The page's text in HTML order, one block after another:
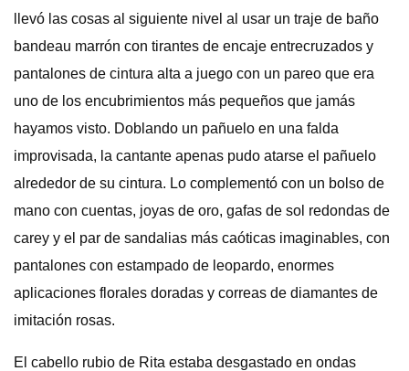
llevó las cosas al siguiente nivel al usar un traje de baño
bandeau marrón con tirantes de encaje entrecruzados y
pantalones de cintura alta a juego con un pareo que era
uno de los encubrimientos más pequeños que jamás
hayamos visto. Doblando un pañuelo en una falda
improvisada, la cantante apenas pudo atarse el pañuelo
alrededor de su cintura. Lo complementó con un bolso de
mano con cuentas, joyas de oro, gafas de sol redondas de
carey y el par de sandalias más caóticas imaginables, con
pantalones con estampado de leopardo, enormes
aplicaciones florales doradas y correas de diamantes de
imitación rosas.
El cabello rubio de Rita estaba desgastado en ondas